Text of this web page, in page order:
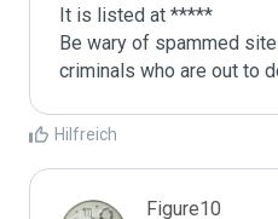
It is listed at *****
Be wary of spammed
criminals who are out to
Hilfreich
Figure10